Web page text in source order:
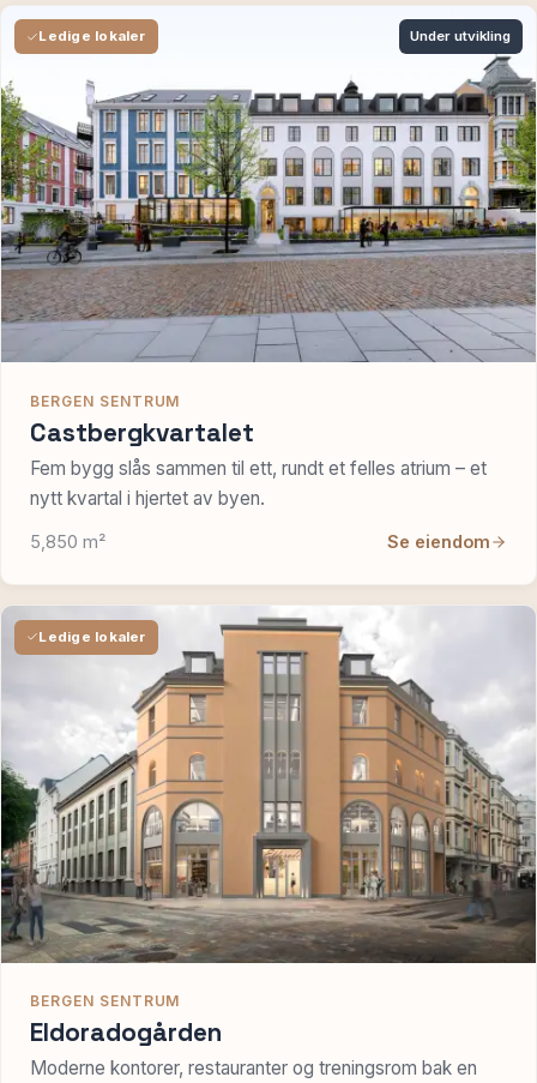
Ledige lokaler Under utvikling
BERGEN SENTRUM
Castbergkvartalet
Fem bygg slås sammen til ett, rundt et felles atrium – et
nytt kvartal i hjertet av byen.
5,850 m² Se eiendom
Ledige lokaler
BERGEN SENTRUM
Eldoradogården
Moderne kontorer, restauranter og treningsrom bak en